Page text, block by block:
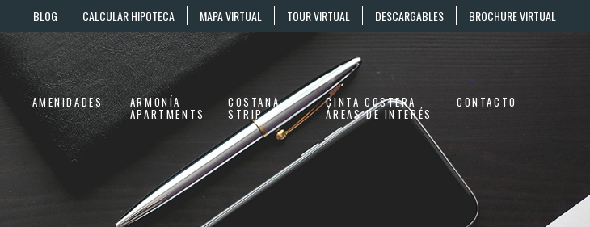
BROCHURE VIRTUAL
DESCARGABLES
TOUR VIRTUAL
MAPA VIRTUAL
CALCULAR HIPOTECA
BLOG
AMENIDADES ARMONÍA
APARTMENTS
COSTANA
STRIP
CINTA COSTERA
ÁREAS DE INTERÉS
CONTACTO